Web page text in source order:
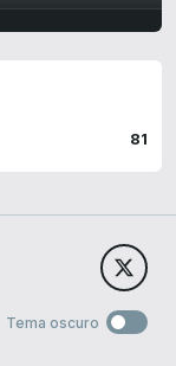
81
Tema oscuro